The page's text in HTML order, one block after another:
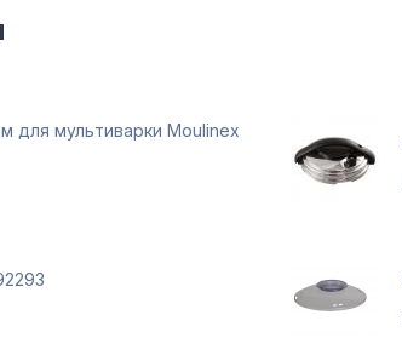
для мультиварки Moulinex